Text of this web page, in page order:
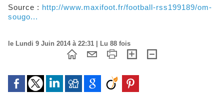
Source : http://www.maxifoot.fr/football-rss199189/om-
sougo...
le Lundi 9 Juin 2014 à 22:31 | Lu 88 fois